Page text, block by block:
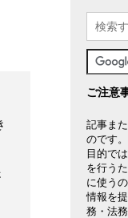
ご注意
記事ま
のです
目的で
を行う
に使う
情報を
務・法